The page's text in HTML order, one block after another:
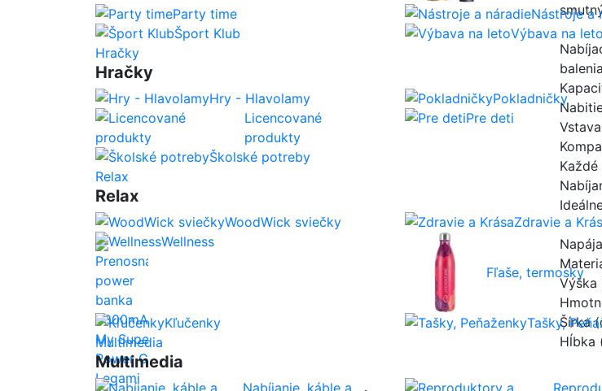
Party time Nástroje a
Šport Klub
Výbava na leto
Hračky
Hračky
Hry - Hlavolamy Pokladničky
Licencované
produkty
Pre deti
Školské potreby
Relax
Relax
WoodWick sviečky Zdravie a
Wellness
Fľaše, termosky
Kľučenky
Tašky,
Multimedia
Multimedia
Nabíjanie, káble a
balenia
Výška
Šírka
Hĺbka